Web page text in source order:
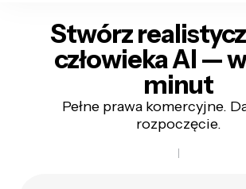
Stwórz
człowieka AI —
minut
Pełne prawa komercyjne.
rozpoczęcie.